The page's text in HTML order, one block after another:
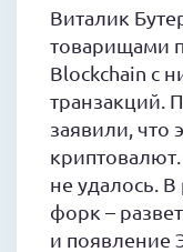
Виталик
товарищами
Blockchain с
транзакций.
заявили, что
не удалось.
форк –
и появление